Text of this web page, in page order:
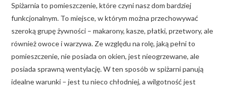
Spiżarnia to pomieszczenie, które czyni nasz dom bardziej
funkcjonalnym. To miejsce, w którym można przechowywać
szeroką grupę żywności – makarony, kasze, płatki, przetwory, ale
również owoce i warzywa. Ze względu na rolę, jaką pełni to
pomieszczenie, nie posiada on okien, jest nieogrzewane, ale
posiada sprawną wentylację. W ten sposób w spiżarni panują
idealne warunki – jest tu nieco chłodniej, a wilgotność jest